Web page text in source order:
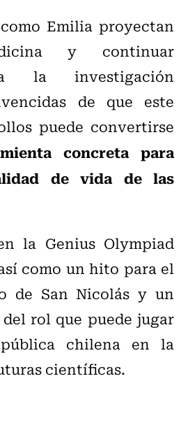
Emilia proyectan
y continuar
la investigación
de que este
puede convertirse
concreta para
de vida de las
la Genius Olympiad
como un hito para el
de San Nicolás y un
rol que puede jugar
chilena en la
científicas.